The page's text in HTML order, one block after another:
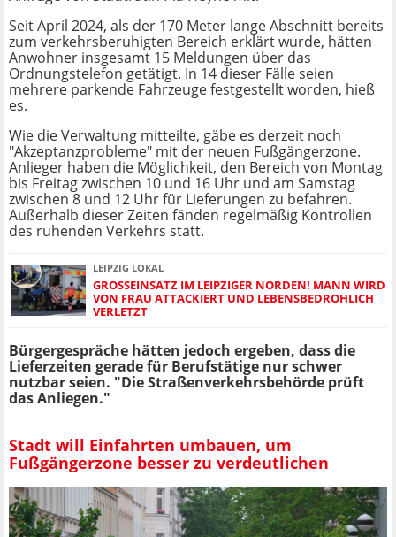
Seit April 2024, als der 170 Meter lange Abschnitt bereits
zum verkehrsberuhigten Bereich erklärt wurde, hätten
Anwohner insgesamt 15 Meldungen über das
Ordnungstelefon getätigt. In 14 dieser Fälle seien
mehrere parkende Fahrzeuge festgestellt worden, hieß
es.
Wie die Verwaltung mitteilte, gäbe es derzeit noch
"Akzeptanzprobleme" mit der neuen Fußgängerzone.
Anlieger haben die Möglichkeit, den Bereich von Montag
bis Freitag zwischen 10 und 16 Uhr und am Samstag
zwischen 8 und 12 Uhr für Lieferungen zu befahren.
Außerhalb dieser Zeiten fänden regelmäßig Kontrollen
des ruhenden Verkehrs statt.
LEIPZIG LOKAL
GROSSEINSATZ IM LEIPZIGER NORDEN! MANN WIRD V
ON FRAU ATTACKIERT UND LEBENSBEDROHLICH V
ERLETZT
Bürgergespräche hätten jedoch ergeben, dass die
Lieferzeiten gerade für Berufstätige nur schwer
nutzbar seien. "Die Straßenverkehrsbehörde prüft
das Anliegen."
Stadt will Einfahrten umbauen, um
Fußgängerzone besser zu verdeutlichen